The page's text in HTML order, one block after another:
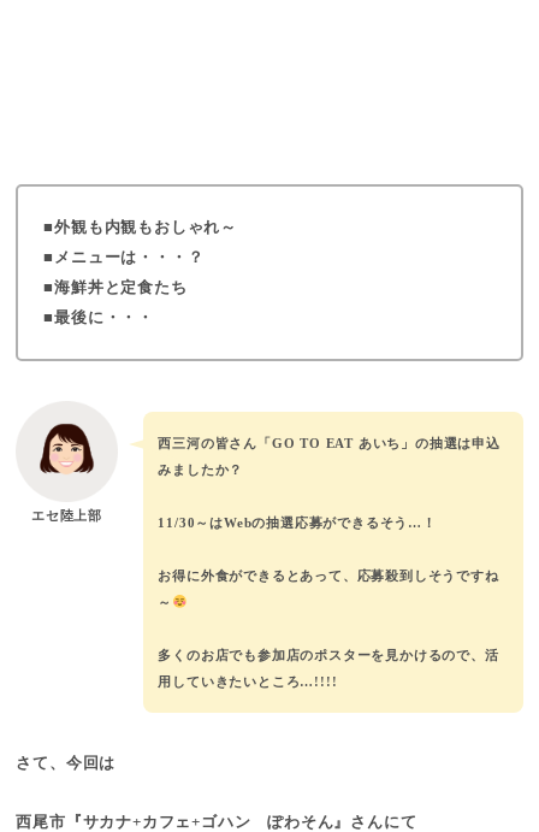
外観も内観もおしゃれ～
メニューは・・・？
海鮮丼と定食たち
最後に・・・
エセ陸上部
西三河の皆さん「GO TO EAT あいち」の抽選は申込
みましたか？
11/30～はWebの抽選応募ができるそう…！
お得に外食ができるとあって、応募殺到しそうですね
～
多くのお店でも参加店のポスターを見かけるので、活
用していきたいところ…!!!!
さて、今回は
西尾市『サカナ+カフェ+ゴハン ぽわそん』さんにて